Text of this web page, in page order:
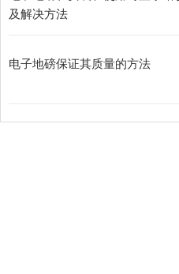
及解决方法
电子地磅保证其质量的方法